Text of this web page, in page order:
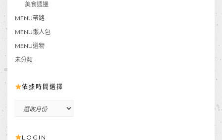
美食週邊
MENU帶路
MENU懶人包
MENU選物
未分類
依據時間選擇
LOGIN